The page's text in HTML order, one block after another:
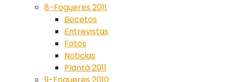
8-Fogueres 2011
Bocetos
Entrevistas
Fotos
Noticias
Plantà 2011